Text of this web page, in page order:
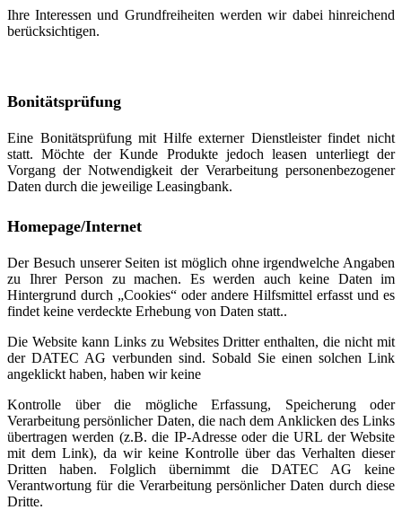
Ihre Interessen und Grundfreiheiten werden wir dabei hinreichend
berücksichtigen.
Bonitätsprüfung
Eine Bonitätsprüfung mit Hilfe externer Dienstleister findet nicht
statt. Möchte der Kunde Produkte jedoch leasen unterliegt der
Vorgang der Notwendigkeit der Verarbeitung personenbezogener
Daten durch die jeweilige Leasingbank.
Homepage/Internet
Der Besuch unserer Seiten ist möglich ohne irgendwelche Angaben
zu Ihrer Person zu machen. Es werden auch keine Daten im
Hintergrund durch „Cookies“ oder andere Hilfsmittel erfasst und es
findet keine verdeckte Erhebung von Daten statt..
Die Website kann Links zu Websites Dritter enthalten, die nicht mit
der DATEC AG verbunden sind. Sobald Sie einen solchen Link
angeklickt haben, haben wir keine
Kontrolle über die mögliche Erfassung, Speicherung oder
Verarbeitung persönlicher Daten, die nach dem Anklicken des Links
übertragen werden (z.B. die IP-Adresse oder die URL der Website
mit dem Link), da wir keine Kontrolle über das Verhalten dieser
Dritten haben. Folglich übernimmt die DATEC AG keine
Verantwortung für die Verarbeitung persönlicher Daten durch diese
Dritte.